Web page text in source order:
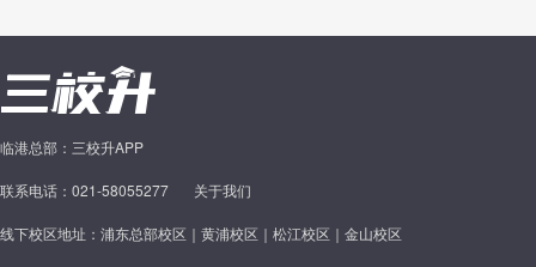
临港总部：三校升APP
联系电话：021-58055277 关于我们
线下校区地址：浦东总部校区｜黄浦校区｜松江校区｜金山校区